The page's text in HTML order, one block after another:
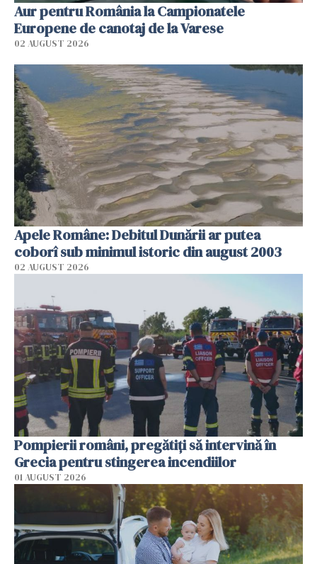
Aur pentru România la Campionatele
Europene de canotaj de la Varese
02 AUGUST 2026
Apele Române: Debitul Dunării ar putea
coborî sub minimul istoric din august 2003
02 AUGUST 2026
Pompierii români, pregătiţi să intervină în
Grecia pentru stingerea incendiilor
01 AUGUST 2026